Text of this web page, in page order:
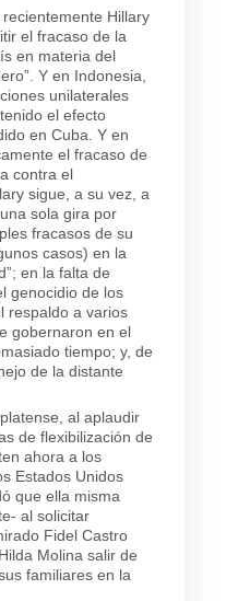
Hillary
el fracaso de la
en materia del
Y en Indonesia,
unilaterales
el efecto
en Cuba. Y en
el fracaso de
contra el
sigue, a su vez, a
sola gira por
fracasos de su
casos) en la
en la falta de
genocidio de los
respaldo a varios
gobernaron en el
tiempo; y, de
de la distante
al aplaudir
de flexibilización de
ahora a los
Estados Unidos
que ella misma
al solicitar
Fidel Castro
Molina salir de
familiares en la